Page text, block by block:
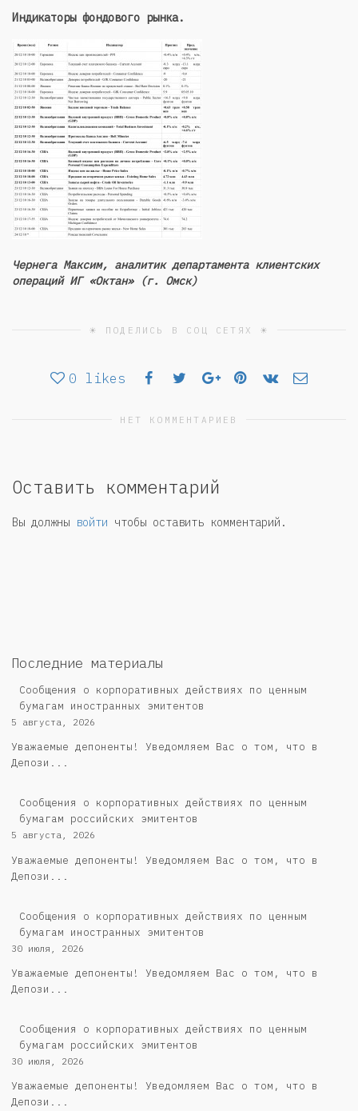
Индикаторы фондового рынка.
Чернега Максим, аналитик департамента клиентских
операций ИГ «Октан» (г. Омск)
☀ ПОДЕЛИСЬ В СОЦ СЕТЯХ ☀
0 likes
НЕТ КОММЕНТАРИЕВ
Оставить комментарий
Вы должны войти чтобы оставить комментарий.
Последние материалы
Сообщения о корпоративных действиях по ценным
бумагам иностранных эмитентов
5 августа, 2026
Уважаемые депоненты! Уведомляем Вас о том, что в
Депози...
Cообщения о корпоративных действиях по ценным
бумагам российских эмитентов
5 августа, 2026
Уважаемые депоненты! Уведомляем Вас о том, что в
Депози...
Сообщения о корпоративных действиях по ценным
бумагам иностранных эмитентов
30 июля, 2026
Уважаемые депоненты! Уведомляем Вас о том, что в
Депози...
Cообщения о корпоративных действиях по ценным
бумагам российских эмитентов
30 июля, 2026
Уважаемые депоненты! Уведомляем Вас о том, что в
Депози...